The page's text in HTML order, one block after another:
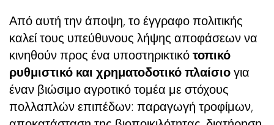
Από αυτή την άποψη, το έγγραφο πολιτικής
καλεί τους υπεύθυνους λήψης αποφάσεων να
κινηθούν προς ένα υποστηρικτικότοπικό
ρυθμιστικό και χρηματοδοτικό πλαίσιογια
έναν βιώσιμο αγροτικό τομέα με στόχους
πολλαπλών επιπέδων: παραγωγή τροφίμων,